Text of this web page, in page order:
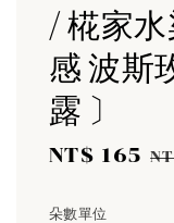
/ 椛家
感 波斯
露 〕
Sale
NT$ 165
朵數單位